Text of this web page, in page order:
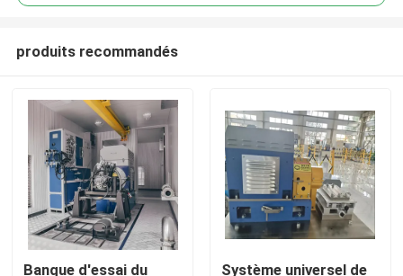
À la maison
produits recommandés
Banque d'essai du
Système universel de